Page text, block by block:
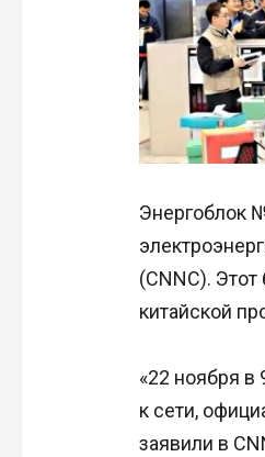
Энергоблок
(CNNC).
китайской
«22 ноября
к сети,
заявили в